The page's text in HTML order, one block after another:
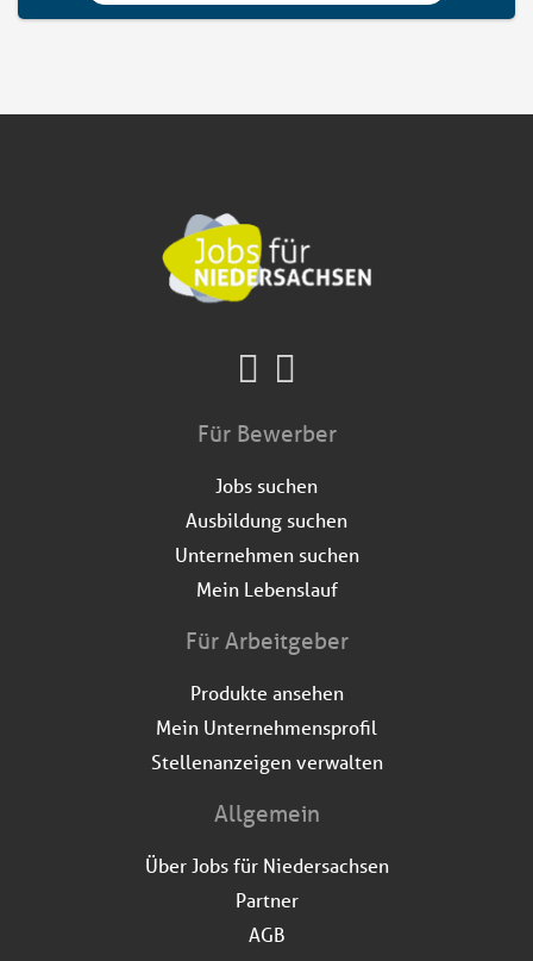
Für Bewerber
Jobs suchen
Ausbildung suchen
Unternehmen suchen
Mein Lebenslauf
Für Arbeitgeber
Produkte ansehen
Mein Unternehmensprofil
Stellenanzeigen verwalten
Allgemein
Über Jobs für Niedersachsen
Partner
AGB